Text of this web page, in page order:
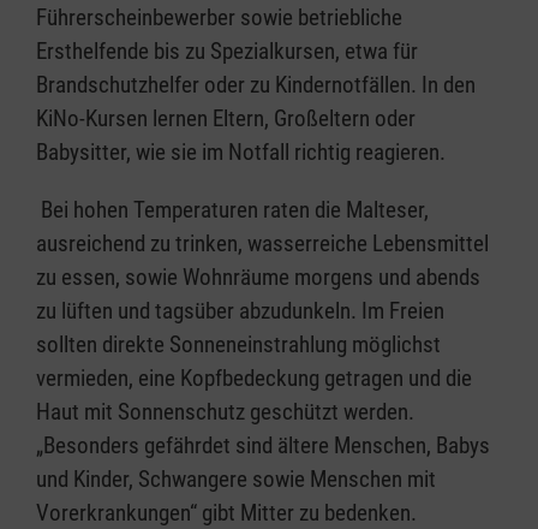
Führerscheinbewerber sowie betriebliche
Ersthelfende bis zu Spezialkursen, etwa für
Brandschutzhelfer oder zu Kindernotfällen. In den
KiNo-Kursen lernen Eltern, Großeltern oder
Babysitter, wie sie im Notfall richtig reagieren.
Bei hohen Temperaturen raten die Malteser,
ausreichend zu trinken, wasserreiche Lebensmittel
zu essen, sowie Wohnräume morgens und abends
zu lüften und tagsüber abzudunkeln. Im Freien
sollten direkte Sonneneinstrahlung möglichst
vermieden, eine Kopfbedeckung getragen und die
Haut mit Sonnenschutz geschützt werden.
„Besonders gefährdet sind ältere Menschen, Babys
und Kinder, Schwangere sowie Menschen mit
Vorerkrankungen“ gibt Mitter zu bedenken.